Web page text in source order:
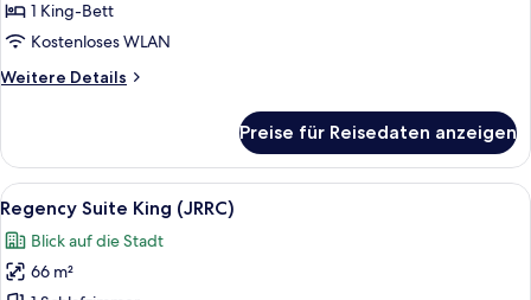
1 King-Bett
Kostenloses WLAN
Weitere Details
Weitere
Suite
(Regency)
Preise für Reisedaten anzeigen
Alle
Fotos
für
Regency
Ein modernes Hotelzimmer mit
8
Regency Suite King (JRRC)
Blick auf die Stadt
66 m²